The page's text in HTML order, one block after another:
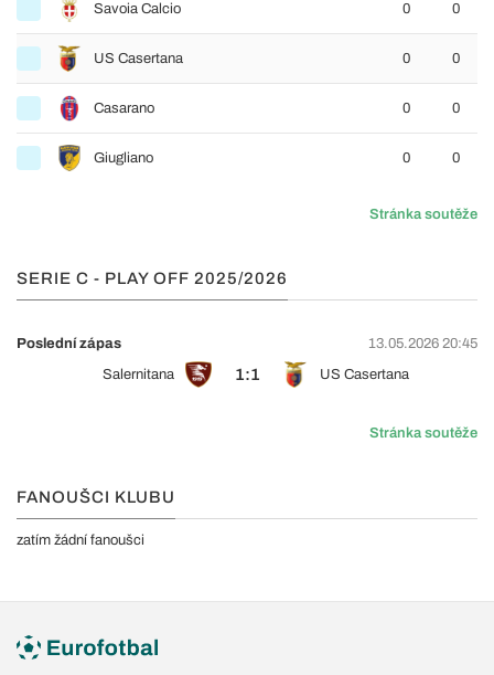
Savoia Calcio 0 0
US Casertana 0 0
Casarano 0 0
Giugliano 0 0
Stránka soutěže
SERIE C - PLAY OFF 2025/2026
Poslední zápas
13.05.2026 20:45
Salernitana
1:1 US Casertana
Stránka soutěže
FANOUŠCI KLUBU
zatím žádní fanoušci